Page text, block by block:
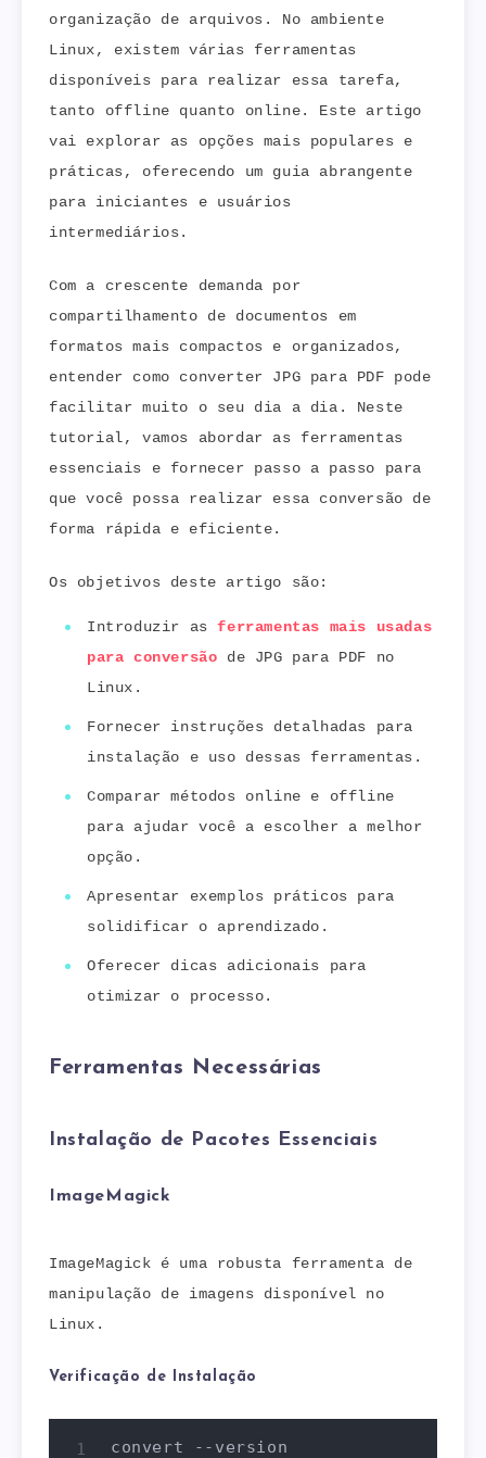
organização de arquivos. No ambiente
Linux, existem várias ferramentas
disponíveis para realizar essa tarefa,
tanto offline quanto online. Este artigo
vai explorar as opções mais populares e
práticas, oferecendo um guia abrangente
para iniciantes e usuários
intermediários.
Com a crescente demanda por
compartilhamento de documentos em
formatos mais compactos e organizados,
entender como converter JPG para PDF pode
facilitar muito o seu dia a dia. Neste
tutorial, vamos abordar as ferramentas
essenciais e fornecer passo a passo para
que você possa realizar essa conversão de
forma rápida e eficiente.
Os objetivos deste artigo são:
Introduzir asferramentas mais usadas
para conversão de JPG para PDF no
Linux.
Fornecer instruções detalhadas para
instalação e uso dessas ferramentas.
Comparar métodos online e offline
para ajudar você a escolher a melhor
opção.
Apresentar exemplos práticos para
solidificar o aprendizado.
Oferecer dicas adicionais para
otimizar o processo.
Ferramentas Necessárias
Instalação de Pacotes Essenciais
ImageMagick
ImageMagick é uma robusta ferramenta de
manipulação de imagens disponível no
Linux.
Verificação de Instalação
convert --version